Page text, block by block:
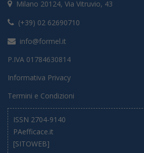
Milano 20124, Via Vitruvio, 43
(+39) 02 62690710
info@formel.it
P.IVA 01784630814
Informativa Privacy
Termini e Condizioni
ISSN 2704-9140
PAefficace.it
[SITOWEB]